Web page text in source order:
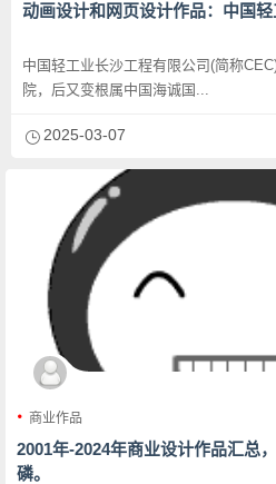
动画设计和网页设计作品：中国
中国轻工业长沙工程有限公司(简称
院，后又变根属中国海诚国...
2025-03-07
商业作品
2001年-2024年商业设计作品汇总
磷。